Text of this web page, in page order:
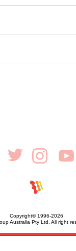
Copyright© 1996-2026
Australia Pty Ltd. All right